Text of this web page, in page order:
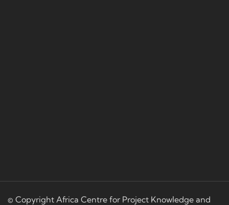
© Copyright Africa Centre for Project Knowledge and